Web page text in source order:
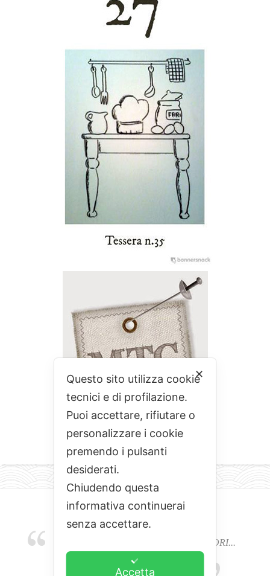
EMOZIONI, COLORI, ODORI E SAPORI...
L'ALCHIMIA DEL BUON CIBO
✕
Questo sito utilizza cookie
tecnici e di profilazione.
Puoi accettare, rifiutare o
personalizzare i cookie
premendo i pulsanti
desiderati.
Chiudendo questa
informativa continuerai
senza accettare.
Accetta